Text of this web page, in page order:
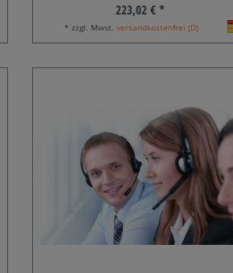
223,02 € *
* zzgl. Mwst.versandkostenfrei (D)